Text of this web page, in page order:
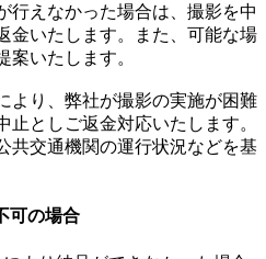
行えなかった場合は、撮影を中
金いたします。また、可能な場
案いたします。
より、弊社が撮影の実施が困難
止としご返金対応いたします。
共交通機関の運行状況などを基
可の場合